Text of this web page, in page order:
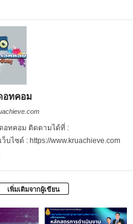
อทคอม
อทคอม ติดตามได้ที่ :
บไซต์ : https://www.kruachieve.com
เพิ่มเติมจากผู้เขียน